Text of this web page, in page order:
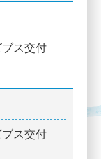
ス交付
ス交付